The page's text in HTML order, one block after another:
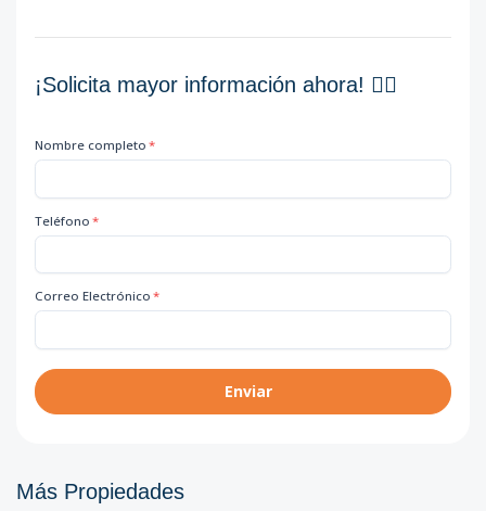
¡Solicita mayor información ahora! 👇🏽
Nombre completo *
Teléfono *
Correo Electrónico *
Enviar
Más Propiedades